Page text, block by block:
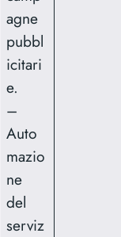
agne
pubbl
icitari
e.
–
Auto
mazio
ne
del
serviz